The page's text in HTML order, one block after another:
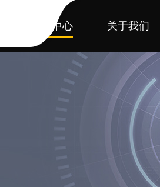
产品中心 关于我们